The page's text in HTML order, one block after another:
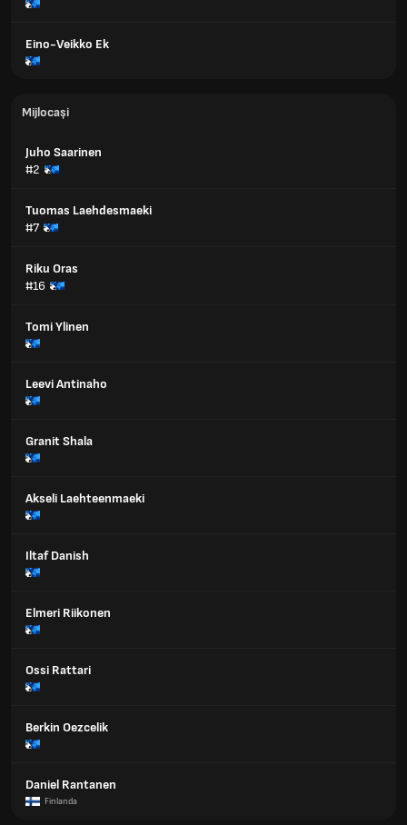
Eino-Veikko Ek
Mijlocași
Juho Saarinen
#2
Tuomas Laehdesmaeki
#7
Riku Oras
#16
Tomi Ylinen
Leevi Antinaho
Granit Shala
Akseli Laehteenmaeki
Iltaf Danish
Elmeri Riikonen
Ossi Rattari
Berkin Oezcelik
Daniel Rantanen
Finlanda